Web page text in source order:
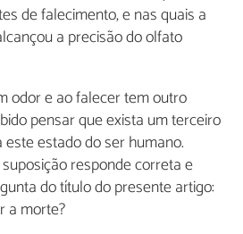
de falecimento, e nas quais a
a precisão do olfato
odor e ao falecer tem outro
pensar que exista um terceiro
estado do ser humano.
responde correta e
do título do presente artigo:
a morte?